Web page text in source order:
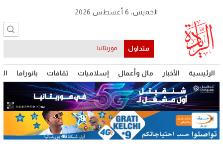
الرئيسية الأخبار مال وأعمال إسلاميات ثقافات بانوراما
الخميس، 6 أغسطس 2026
متداول موريتانيا